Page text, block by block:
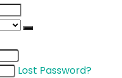
Lost Password?